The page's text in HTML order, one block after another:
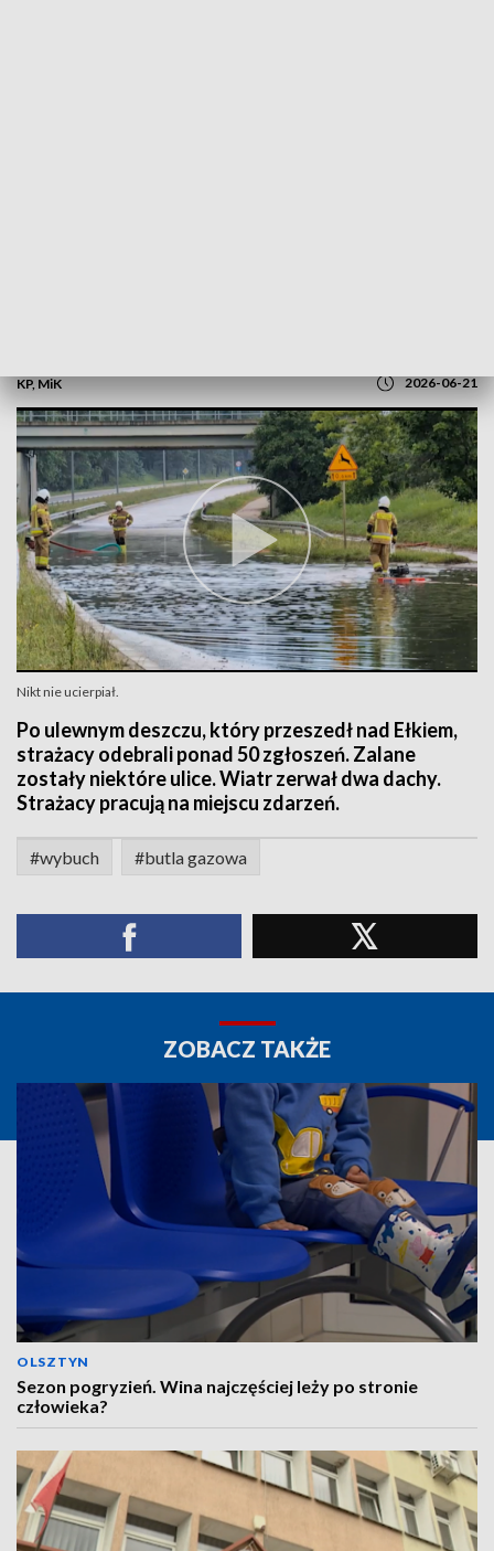
KP, MiK 2026-06-21
Nikt nie ucierpiał.
Po ulewnym deszczu, który przeszedł nad Ełkiem,
strażacy odebrali ponad 50 zgłoszeń. Zalane
zostały niektóre ulice. Wiatr zerwał dwa dachy.
Strażacy pracują na miejscu zdarzeń.
#wybuch #butla gazowa
ZOBACZ TAKŻE
OLSZTYN
Sezon pogryzień. Wina najczęściej leży po stronie
człowieka?